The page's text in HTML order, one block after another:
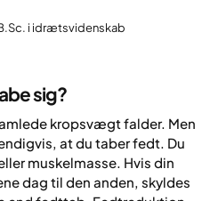
i idrætsvidenskab
sig?
kropsvægt falder. Men
at du taber fedt. Du
muskelmasse. Hvis din
dag til den anden, skyldes